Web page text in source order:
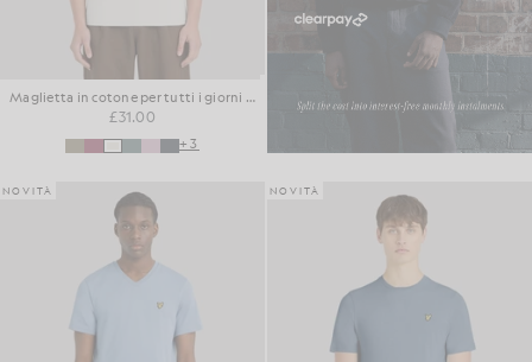
Maglietta in cotone per tutti i giorni con collo rotondo
£31.00
+3
NOVITÀ NOVITÀ